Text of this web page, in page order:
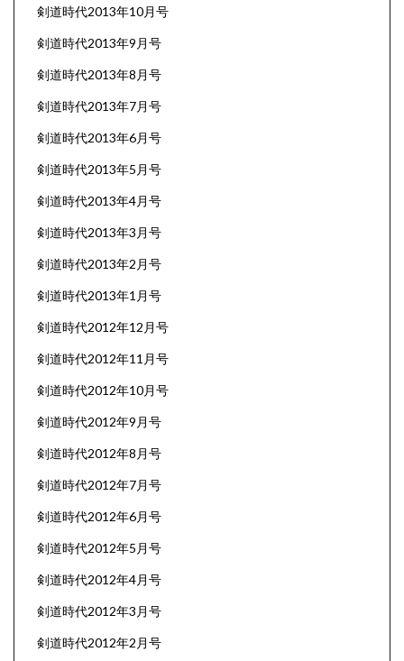
剣道時代2013年10月号
剣道時代2013年9月号
剣道時代2013年8月号
剣道時代2013年7月号
剣道時代2013年6月号
剣道時代2013年5月号
剣道時代2013年4月号
剣道時代2013年3月号
剣道時代2013年2月号
剣道時代2013年1月号
剣道時代2012年12月号
剣道時代2012年11月号
剣道時代2012年10月号
剣道時代2012年9月号
剣道時代2012年8月号
剣道時代2012年7月号
剣道時代2012年6月号
剣道時代2012年5月号
剣道時代2012年4月号
剣道時代2012年3月号
剣道時代2012年2月号